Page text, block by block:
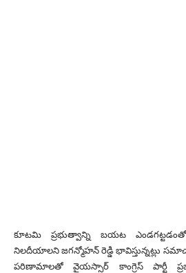
కూటమి ప్రభుత్వాన్ని బయట
నిలదీయాలని జగన్మోహన్ రెడ్డి భావిస్తున్నట్లు
పరిణామాలతో వైయస్సార్ కాంగ్రెస్ పార్టీ